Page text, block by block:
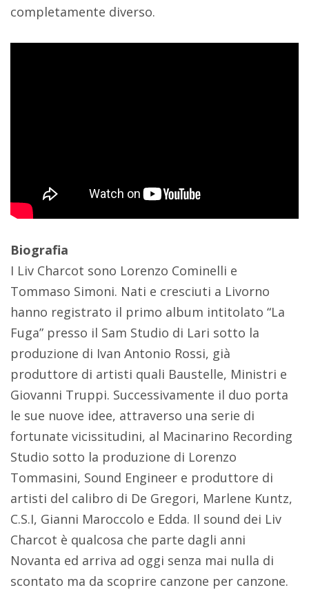
completamente diverso.
Biografia
I Liv Charcot sono Lorenzo Cominelli e
Tommaso Simoni. Nati e cresciuti a Livorno
hanno registrato il primo album intitolato “La
Fuga” presso il Sam Studio di Lari sotto la
produzione di Ivan Antonio Rossi, già
produttore di artisti quali Baustelle, Ministri e
Giovanni Truppi. Successivamente il duo porta
le sue nuove idee, attraverso una serie di
fortunate vicissitudini, al Macinarino Recording
Studio sotto la produzione di Lorenzo
Tommasini, Sound Engineer e produttore di
artisti del calibro di De Gregori, Marlene Kuntz,
C.S.I, Gianni Maroccolo e Edda. Il sound dei Liv
Charcot è qualcosa che parte dagli anni
Novanta ed arriva ad oggi senza mai nulla di
scontato ma da scoprire canzone per canzone.